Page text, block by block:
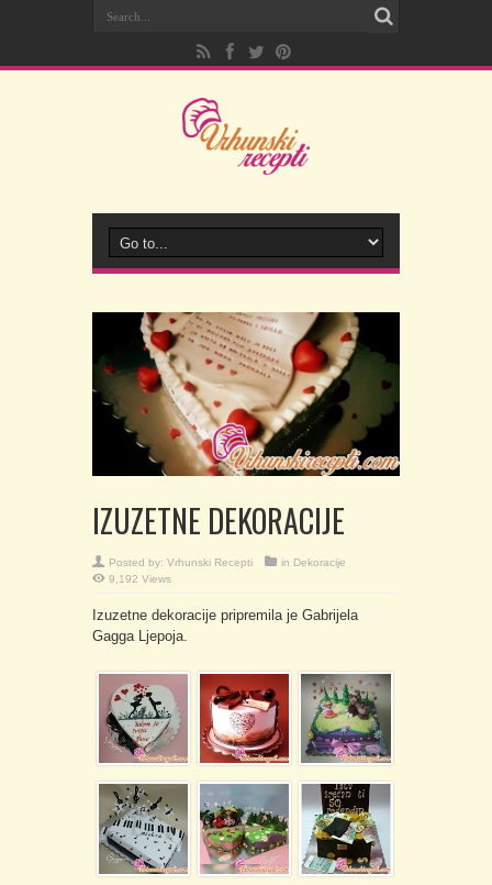
IZUZETNE DEKORACIJE
Posted by: Vrhunski Recepti in Dekoracije
9,192 Views
Izuzetne dekoracije pripremila je Gabrijela
Gagga Ljepoja.